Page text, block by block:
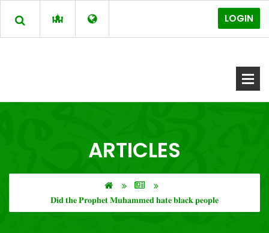
LOGIN
ARTICLES
𝐃𝐢𝐝 𝐭𝐡𝐞 𝐏𝐫𝐨𝐩𝐡𝐞𝐭 𝐌𝐮𝐡𝐚𝐦𝐦𝐞𝐝 𝐡𝐚𝐭𝐞 𝐛𝐥𝐚𝐜𝐤 𝐩𝐞𝐨𝐩𝐥𝐞